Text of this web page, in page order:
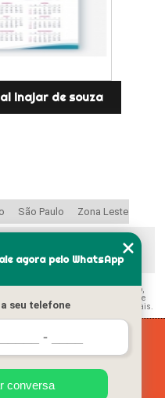
inajar de souza
São Paulo Zona Leste
" é de direito reservado. Sua reprodução,
sem a autorização do autor. Crime de
–Lei 9610/98 - Lei de direitos autorais.
Empresa
Missão
agora pelo WhatsApp
seu telefone
conversa